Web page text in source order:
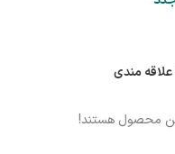
مندی
محصول هستند!